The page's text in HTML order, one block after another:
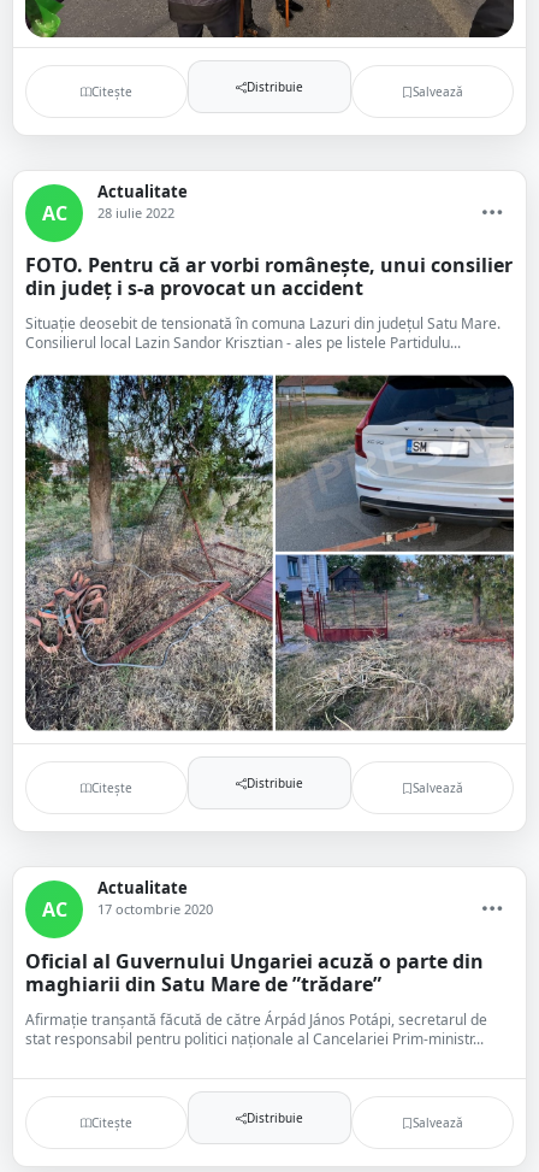
Citește Distribuie Salvează
AC
Actualitate
28 iulie 2022
FOTO. Pentru că ar vorbi românește, unui consilier
din județ i s-a provocat un accident
Situație deosebit de tensionată în comuna Lazuri din județul Satu Mare.
Consilierul local Lazin Sandor Krisztian - ales pe listele Partidulu...
Citește Distribuie Salvează
AC
Actualitate
17 octombrie 2020
Oficial al Guvernului Ungariei acuză o parte din
maghiarii din Satu Mare de ”trădare”
Afirmație tranșantă făcută de către Árpád János Potápi, secretarul de
stat responsabil pentru politici naţionale al Cancelariei Prim-ministr...
Citește Distribuie Salvează